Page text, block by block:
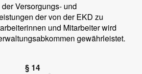
Versorgungs- und
der von der EKD zu
und Mitarbeiter wird
gewährleistet.
§ 14